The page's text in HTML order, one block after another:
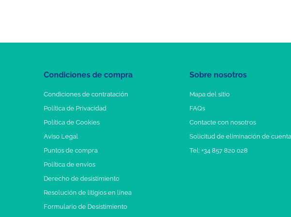
Condiciones de compra
Condiciones de contratación
Política de Privacidad
Política de Cookies
Aviso Legal
Puntos de compra
Política de envíos
Derecho de desistimiento
Resolución de litigios en línea
Formulario de Desistimiento
Sobre nosotros
Mapa del sitio
FAQs
Contacte con nosotros
Solicitud de eliminación de cuenta
Tel: +34 857 820 028